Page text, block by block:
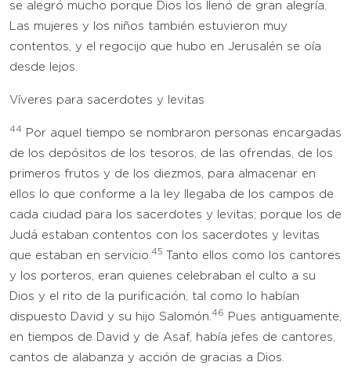
se alegró mucho porque Dios los llenó de gran alegría.
Las mujeres y los niños también estuvieron muy
contentos, y el regocijo que hubo en Jerusalén se oía
desde lejos.
Víveres para sacerdotes y levitas
44
Por aquel tiempo se nombraron personas encargadas
de los depósitos de los tesoros, de las ofrendas, de los
primeros frutos y de los diezmos, para almacenar en
ellos lo que conforme a la ley llegaba de los campos de
cada ciudad para los sacerdotes y levitas; porque los de
Judá estaban contentos con los sacerdotes y levitas
que estaban en servicio. 45
Tanto ellos como los cantores
y los porteros, eran quienes celebraban el culto a su
Dios y el rito de la purificación, tal como lo habían
dispuesto David y su hijo Salomón. 46
Pues antiguamente,
en tiempos de David y de Asaf, había jefes de cantores,
cantos de alabanza y acción de gracias a Dios.